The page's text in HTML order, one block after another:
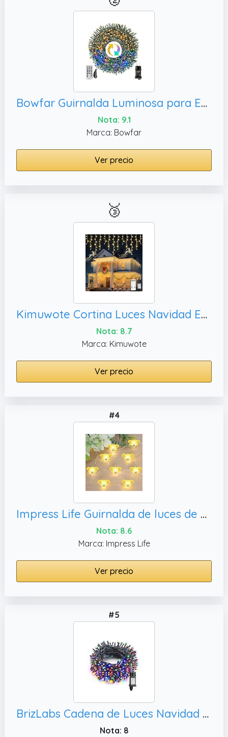
Bowfar Guirnalda Luminosa para Exterior, Bodas
Nota: 9.1
Marca: Bowfar
Ver precio
🥉
Kimuwote Cortina Luces Navidad Exterior, Decoración para Jardín Ventana Bar Boda - Blanco Cálido
Nota: 8.7
Marca: Kimuwote
Ver precio
#4
Impress Life Guirnalda de luces de hadas de abeja de miel, decoración interior y exterior
Nota: 8.6
Marca: Impress Life
Ver precio
#5
BrizLabs Cadena de Luces Navidad Exterior, 25m 200 LED Guirnalda Luces Interior 8 Modos Impermeable Luces de Hadas Iluminación Decorativas para Navidad Jardín Casas Fiestas Celebraciones (Colores)
Nota: 8